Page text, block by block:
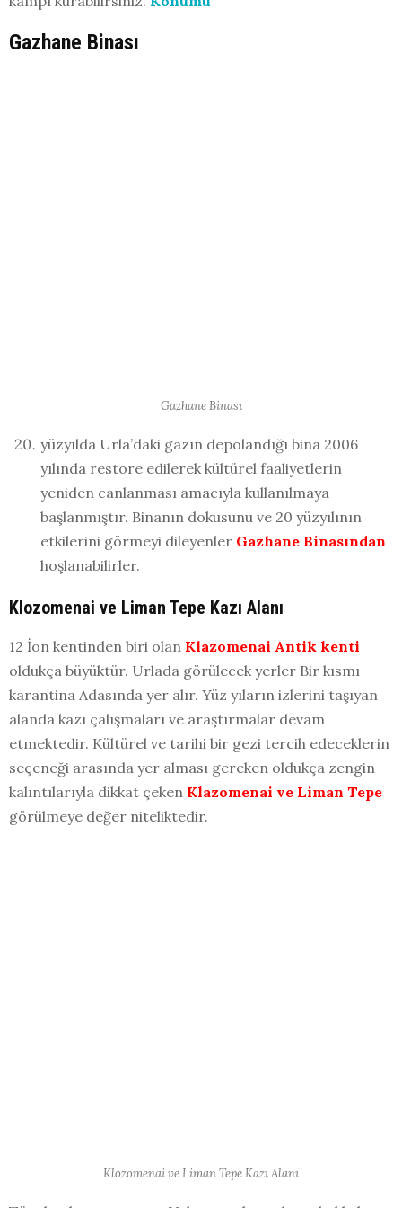
Gazhane Binası
Gazhane Binası
yüzyılda Urla’daki gazın depolandığı bina 2006
yılında restore edilerek kültürel faaliyetlerin
yeniden canlanması amacıyla kullanılmaya
başlanmıştır. Binanın dokusunu ve 20 yüzyılının
etkilerini görmeyi dileyenler Gazhane Binasından
hoşlanabilirler.
Klozomenai ve Liman Tepe Kazı Alanı
12 İon kentinden biri olan Klazomenai Antik kenti
oldukça büyüktür. Urlada görülecek yerler Bir kısmı
karantina Adasında yer alır. Yüz yıların izlerini taşıyan
alanda kazı çalışmaları ve araştırmalar devam
etmektedir. Kültürel ve tarihi bir gezi tercih edeceklerin
seçeneği arasında yer alması gereken oldukça zengin
kalıntılarıyla dikkat çeken Klazomenai ve Liman Tepe
görülmeye değer niteliktedir.